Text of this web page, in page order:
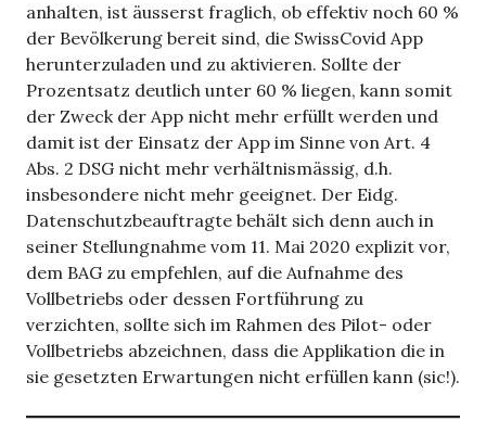
anhalten, ist äusserst fraglich, ob effektiv noch 60 %
der Bevölkerung bereit sind, die SwissCovid App
herunterzuladen und zu aktivieren. Sollte der
Prozentsatz deutlich unter 60 % liegen, kann somit
der Zweck der App nicht mehr erfüllt werden und
damit ist der Einsatz der App im Sinne von Art. 4
Abs. 2 DSG nicht mehr verhältnismässig, d.h.
insbesondere nicht mehr geeignet. Der Eidg.
Datenschutzbeauftragte behält sich denn auch in
seiner Stellungnahme vom 11. Mai 2020 explizit vor,
dem BAG zu empfehlen, auf die Aufnahme des
Vollbetriebs oder dessen Fortführung zu
verzichten, sollte sich im Rahmen des Pilot- oder
Vollbetriebs abzeichnen, dass die Applikation die in
sie gesetzten Erwartungen nicht erfüllen kann (sic!).